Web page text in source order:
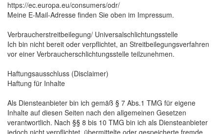
https://ec.europa.eu/consumers/odr/
Meine E-Mail-Adresse finden Sie oben im Impressum.
Verbraucherstreitbeilegung/ Universalschlichtungsstelle
Ich bin nicht bereit oder verpflichtet, an Streitbeilegungsverfahren
vor einer Verbraucherschlichtungsstelle teilzunehmen.
Haftungsausschluss (Disclaimer)
Haftung für Inhalte
Als Diensteanbieter bin ich gemäß § 7 Abs.1 TMG für eigene
Inhalte auf diesen Seiten nach den allgemeinen Gesetzen
verantwortlich. Nach §§ 8 bis 10 TMG bin ich als Diensteanbieter
jedoch nicht verpflichtet, übermittelte oder gespeicherte fremde